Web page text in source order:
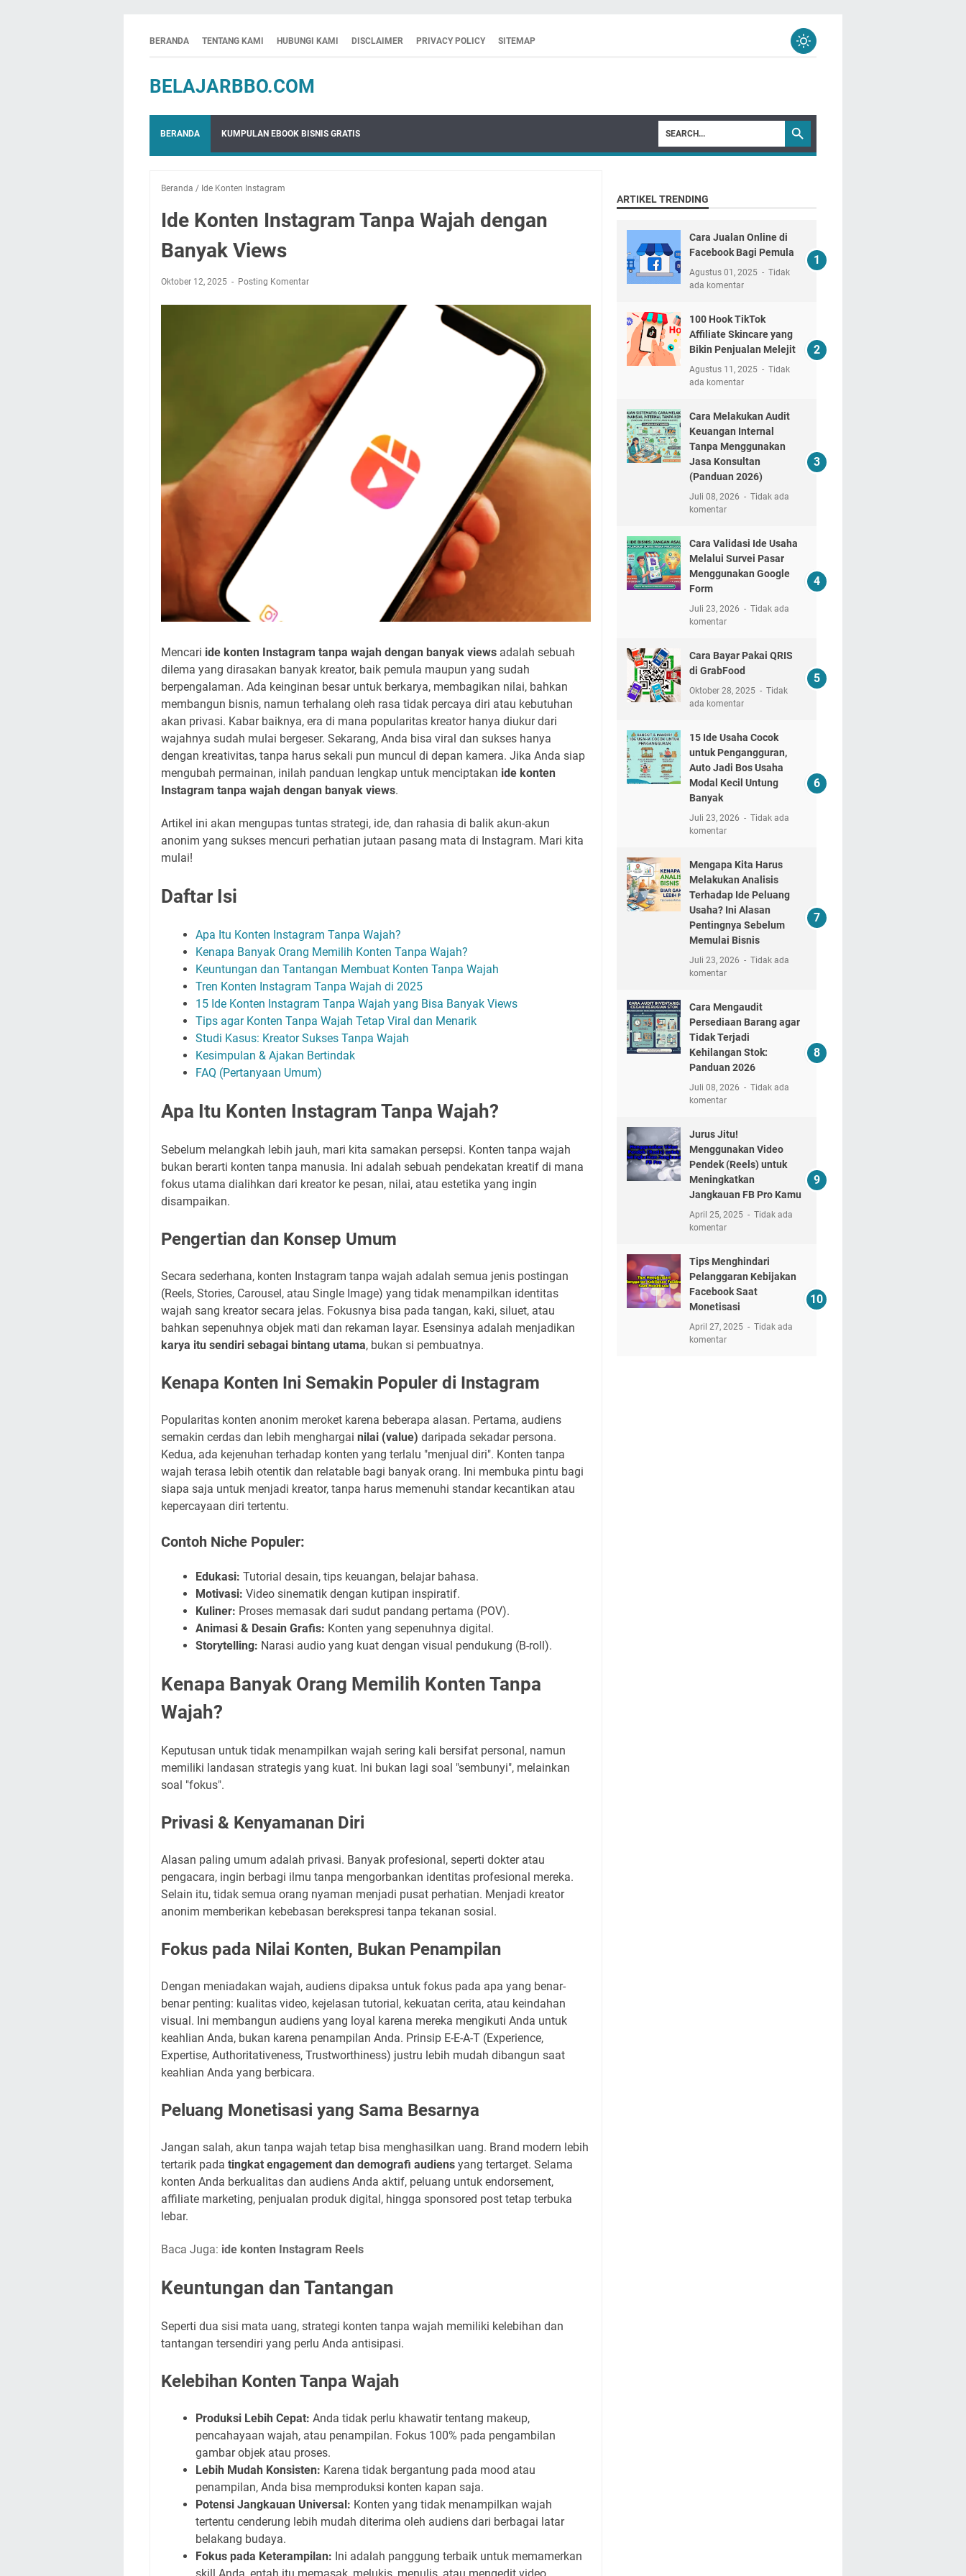
BERANDA TENTANG KAMI HUBUNGI KAMI DISCLAIMER PRIVACY POLICY SITEMAP
BELAJARBBO.COM
BERANDA KUMPULAN EBOOK BISNIS GRATIS
Beranda / Ide Konten Instagram
Ide Konten Instagram Tanpa Wajah dengan
Banyak Views
Oktober 12, 2025 Posting Komentar
Mencari ide konten Instagram tanpa wajah dengan banyak views adalah sebuah
dilema yang dirasakan banyak kreator, baik pemula maupun yang sudah
berpengalaman. Ada keinginan besar untuk berkarya, membagikan nilai, bahkan
membangun bisnis, namun terhalang oleh rasa tidak percaya diri atau kebutuhan
akan privasi. Kabar baiknya, era di mana popularitas kreator hanya diukur dari
wajahnya sudah mulai bergeser. Sekarang, Anda bisa viral dan sukses hanya
dengan kreativitas, tanpa harus sekali pun muncul di depan kamera. Jika Anda siap
mengubah permainan, inilah panduan lengkap untuk menciptakan ide konten
Instagram tanpa wajah dengan banyak views.
Artikel ini akan mengupas tuntas strategi, ide, dan rahasia di balik akun-akun
anonim yang sukses mencuri perhatian jutaan pasang mata di Instagram. Mari kita
mulai!
Daftar Isi
Apa Itu Konten Instagram Tanpa Wajah?
Kenapa Banyak Orang Memilih Konten Tanpa Wajah?
Keuntungan dan Tantangan Membuat Konten Tanpa Wajah
Tren Konten Instagram Tanpa Wajah di 2025
15 Ide Konten Instagram Tanpa Wajah yang Bisa Banyak Views
Tips agar Konten Tanpa Wajah Tetap Viral dan Menarik
Studi Kasus: Kreator Sukses Tanpa Wajah
Kesimpulan & Ajakan Bertindak
FAQ (Pertanyaan Umum)
Apa Itu Konten Instagram Tanpa Wajah?
Sebelum melangkah lebih jauh, mari kita samakan persepsi. Konten tanpa wajah
bukan berarti konten tanpa manusia. Ini adalah sebuah pendekatan kreatif di mana
fokus utama dialihkan dari kreator ke pesan, nilai, atau estetika yang ingin
disampaikan.
Pengertian dan Konsep Umum
Secara sederhana, konten Instagram tanpa wajah adalah semua jenis postingan
(Reels, Stories, Carousel, atau Single Image) yang tidak menampilkan identitas
wajah sang kreator secara jelas. Fokusnya bisa pada tangan, kaki, siluet, atau
bahkan sepenuhnya objek mati dan rekaman layar. Esensinya adalah menjadikan
karya itu sendiri sebagai bintang utama, bukan si pembuatnya.
Kenapa Konten Ini Semakin Populer di Instagram
Popularitas konten anonim meroket karena beberapa alasan. Pertama, audiens
semakin cerdas dan lebih menghargai nilai (value) daripada sekadar persona.
Kedua, ada kejenuhan terhadap konten yang terlalu "menjual diri". Konten tanpa
wajah terasa lebih otentik dan relatable bagi banyak orang. Ini membuka pintu bagi
siapa saja untuk menjadi kreator, tanpa harus memenuhi standar kecantikan atau
kepercayaan diri tertentu.
Contoh Niche Populer:
Edukasi: Tutorial desain, tips keuangan, belajar bahasa.
Motivasi: Video sinematik dengan kutipan inspiratif.
Kuliner: Proses memasak dari sudut pandang pertama (POV).
Animasi & Desain Grafis: Konten yang sepenuhnya digital.
Storytelling: Narasi audio yang kuat dengan visual pendukung (B-roll).
Kenapa Banyak Orang Memilih Konten Tanpa
Wajah?
Keputusan untuk tidak menampilkan wajah sering kali bersifat personal, namun
memiliki landasan strategis yang kuat. Ini bukan lagi soal "sembunyi", melainkan
soal "fokus".
Privasi & Kenyamanan Diri
Alasan paling umum adalah privasi. Banyak profesional, seperti dokter atau
pengacara, ingin berbagi ilmu tanpa mengorbankan identitas profesional mereka.
Selain itu, tidak semua orang nyaman menjadi pusat perhatian. Menjadi kreator
anonim memberikan kebebasan berekspresi tanpa tekanan sosial.
Fokus pada Nilai Konten, Bukan Penampilan
Dengan meniadakan wajah, audiens dipaksa untuk fokus pada apa yang benar-
benar penting: kualitas video, kejelasan tutorial, kekuatan cerita, atau keindahan
visual. Ini membangun audiens yang loyal karena mereka mengikuti Anda untuk
keahlian Anda, bukan karena penampilan Anda. Prinsip E-E-A-T (Experience,
Expertise, Authoritativeness, Trustworthiness) justru lebih mudah dibangun saat
keahlian Anda yang berbicara.
Peluang Monetisasi yang Sama Besarnya
Jangan salah, akun tanpa wajah tetap bisa menghasilkan uang. Brand modern lebih
tertarik pada tingkat engagement dan demografi audiens yang tertarget. Selama
konten Anda berkualitas dan audiens Anda aktif, peluang untuk endorsement,
affiliate marketing, penjualan produk digital, hingga sponsored post tetap terbuka
lebar.
Baca Juga: ide konten Instagram Reels
Keuntungan dan Tantangan
Seperti dua sisi mata uang, strategi konten tanpa wajah memiliki kelebihan dan
tantangan tersendiri yang perlu Anda antisipasi.
Kelebihan Konten Tanpa Wajah
Produksi Lebih Cepat: Anda tidak perlu khawatir tentang makeup,
pencahayaan wajah, atau penampilan. Fokus 100% pada pengambilan
gambar objek atau proses.
Lebih Mudah Konsisten: Karena tidak bergantung pada mood atau
penampilan, Anda bisa memproduksi konten kapan saja.
Potensi Jangkauan Universal: Konten yang tidak menampilkan wajah
tertentu cenderung lebih mudah diterima oleh audiens dari berbagai latar
belakang budaya.
Fokus pada Keterampilan: Ini adalah panggung terbaik untuk memamerkan
ARTIKEL TRENDING
Cara Jualan Online di
Facebook Bagi Pemula
Agustus 01, 2025
Tidak
ada komentar
100 Hook TikTok
Affiliate Skincare yang
Bikin Penjualan Melejit
Agustus 11, 2025
Tidak
ada komentar
Cara Melakukan Audit
Keuangan Internal
Tanpa Menggunakan
Jasa Konsultan
(Panduan 2026)
Juli 08, 2026
Tidak ada
komentar
Cara Validasi Ide Usaha
Melalui Survei Pasar
Menggunakan Google
Form
Juli 23, 2026
Tidak ada
komentar
Cara Bayar Pakai QRIS
di GrabFood
Oktober 28, 2025
Tidak
ada komentar
15 Ide Usaha Cocok
untuk Pengangguran,
Auto Jadi Bos Usaha
Modal Kecil Untung
Banyak
Juli 23, 2026
Tidak ada
komentar
Mengapa Kita Harus
Melakukan Analisis
Terhadap Ide Peluang
Usaha? Ini Alasan
Pentingnya Sebelum
Memulai Bisnis
Juli 23, 2026
Tidak ada
komentar
Cara Mengaudit
Persediaan Barang agar
Tidak Terjadi
Kehilangan Stok:
Panduan 2026
Juli 08, 2026
Tidak ada
komentar
Jurus Jitu!
Menggunakan Video
Pendek (Reels) untuk
Meningkatkan
Jangkauan FB Pro Kamu
April 25, 2025
Tidak ada
komentar
Tips Menghindari
Pelanggaran Kebijakan
Facebook Saat
Monetisasi
April 27, 2025
Tidak ada
komentar